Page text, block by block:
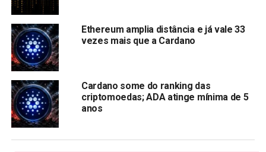
(PEPE), Rincon (TON) e várias outras moedas. Todas
estão ganhando atenção devido ao seu forte desempenho
em meio às condições atuais do mercado. Vamos
Minotaurus Pode Fazer Progresso em Breve
Procurando iniciar sua aventura no mundo das
criptomoedas a um ponto acessível? Minotaurus, uma pré-
Ethereum amplia distância e já vale 33
vezes mais que a Cardano
Cardano some do ranking das
criptomoedas; ADA atinge mínima de 5
anos